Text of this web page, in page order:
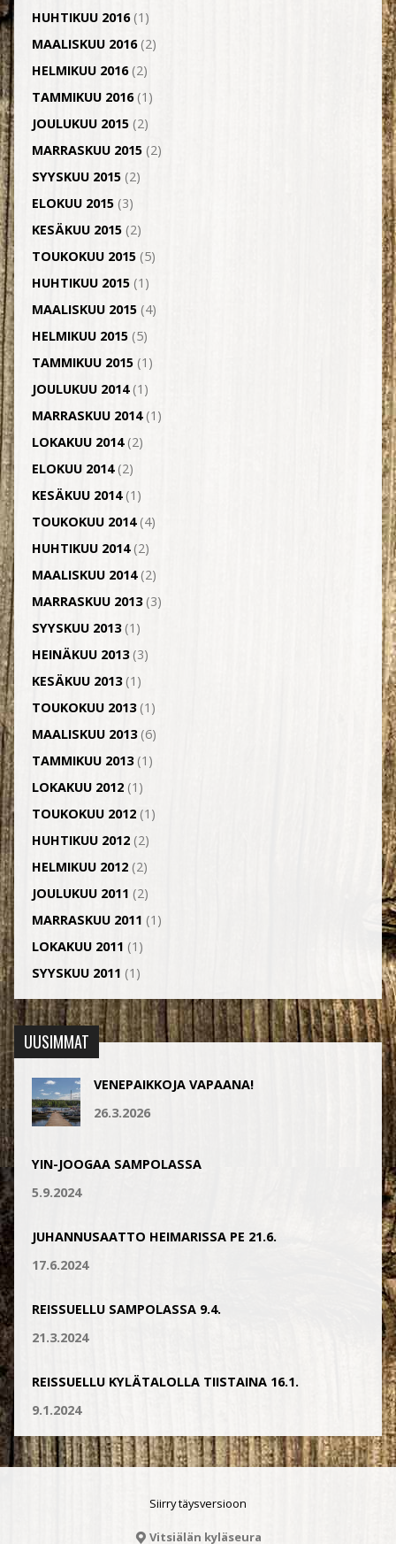
HUHTIKUU 2016(1)
MAALISKUU 2016(2)
HELMIKUU 2016(2)
TAMMIKUU 2016(1)
JOULUKUU 2015(2)
MARRASKUU 2015(2)
SYYSKUU 2015(2)
ELOKUU 2015(3)
KESÄKUU 2015(2)
TOUKOKUU 2015(5)
HUHTIKUU 2015(1)
MAALISKUU 2015(4)
HELMIKUU 2015(5)
TAMMIKUU 2015(1)
JOULUKUU 2014(1)
MARRASKUU 2014(1)
LOKAKUU 2014(2)
ELOKUU 2014(2)
KESÄKUU 2014(1)
TOUKOKUU 2014(4)
HUHTIKUU 2014(2)
MAALISKUU 2014(2)
MARRASKUU 2013(3)
SYYSKUU 2013(1)
HEINÄKUU 2013(3)
KESÄKUU 2013(1)
TOUKOKUU 2013(1)
MAALISKUU 2013(6)
TAMMIKUU 2013(1)
LOKAKUU 2012(1)
TOUKOKUU 2012(1)
HUHTIKUU 2012(2)
HELMIKUU 2012(2)
JOULUKUU 2011 (2)
MARRASKUU 2011 (1)
LOKAKUU 2011 (1)
SYYSKUU 2011 (1)
UUSIMMAT
VENEPAIKKOJA VAPAANA!
26.3.2026
YIN-JOOGAA SAMPOLASSA
5.9.2024
JUHANNUSAATTO HEIMARISSA PE 21.6.
17.6.2024
REISSUELLU SAMPOLASSA 9.4.
21.3.2024
REISSUELLU KYLÄTALOLLA TIISTAINA 16.1.
9.1.2024
Siirry täysversioon
Vitsiälän kyläseura